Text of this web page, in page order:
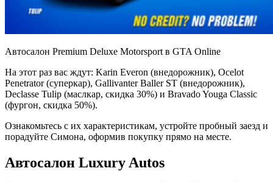
Автосалон Premium Deluxe Motorsport в GTA Online
На этот раз вас ждут: Karin Everon (внедорожник), Ocelot
Penetrator (суперкар), Gallivanter Baller ST (внедорожник),
Declasse Tulip (маслкар, скидка 30%) и Bravado Youga Classic
(фургон, скидка 50%).
Ознакомьтесь с их характеристикам, устройте пробный заезд и
порадуйте Симона, оформив покупку прямо на месте.
Автосалон Luxury Autos